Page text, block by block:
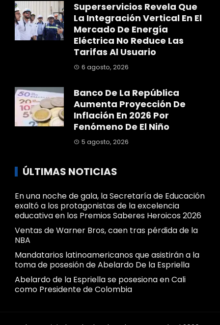
Superservicios Revela Que
La Integración Vertical En El
Mercado De Energía
Eléctrica No Reduce Las
Tarifas Al Usuario
6 agosto, 2026
Banco De La República
Aumenta Proyección De
Inflación En 2026 Por
Fenómeno De El Niño
5 agosto, 2026
ÚLTIMAS NOTICIAS
En una noche de gala, la Secretaría de Educación
exaltó a los protagonistas de la excelencia
educativa en los Premios Saberes Heroicos 2026
Ventas de Warner Bros, caen tras pérdida de la
NBA
Mandatarios latinoamericanos que asistirán a la
toma de posesión de Abelardo De la Espriella
Abelardo de la Espriella se posesiona en Cali
como Presidente de Colombia